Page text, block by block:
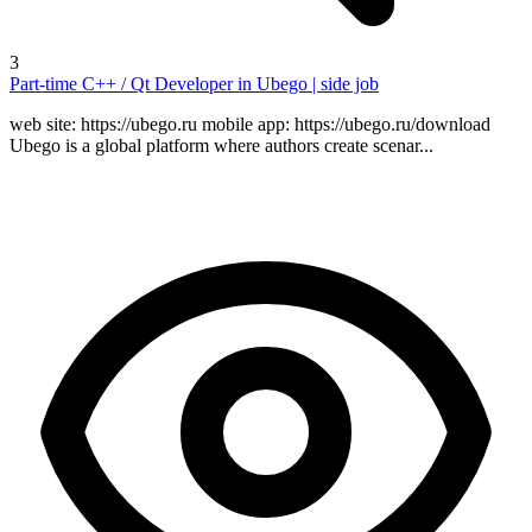
3
Part-time C++ / Qt Developer in Ubego | side job
web site: https://ubego.ru mobile app: https://ubego.ru/download
Ubego is a global platform where authors create scenar...